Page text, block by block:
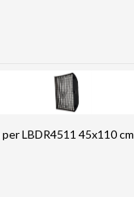
LBDR4511 45x110 cm